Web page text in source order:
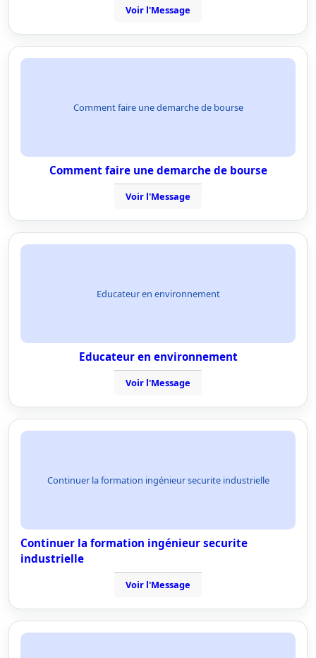
Voir l'Message
Comment faire une demarche de bourse
Comment faire une demarche de bourse
Voir l'Message
Educateur en environnement
Educateur en environnement
Voir l'Message
Continuer la formation ingénieur securite industrielle
Continuer la formation ingénieur securite
industrielle
Voir l'Message